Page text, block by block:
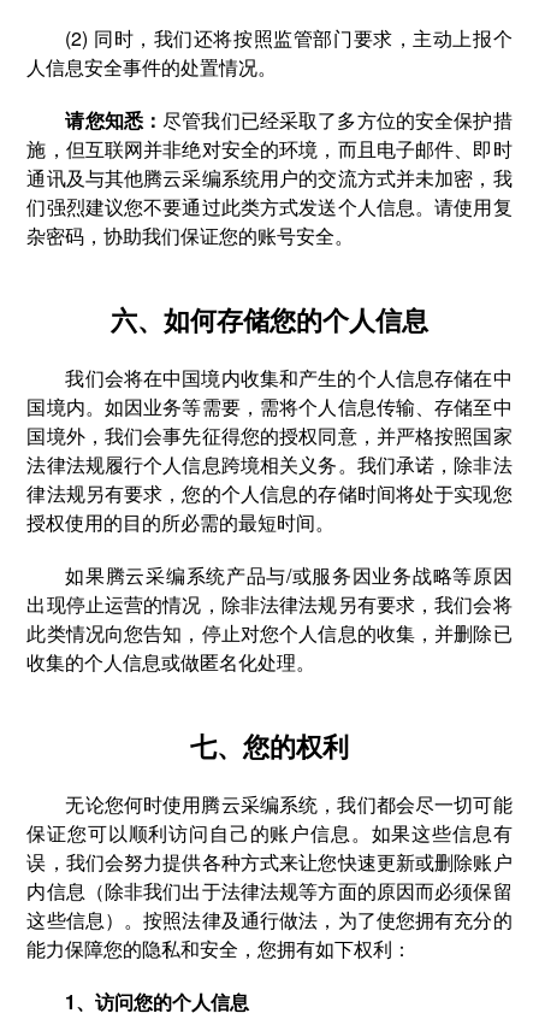
(2) 同时，我们还将按照监管部门要求，主动上报个
人信息安全事件的处置情况。
请您知悉：尽管我们已经采取了多方位的安全保护措
施，但互联网并非绝对安全的环境，而且电子邮件、即时
通讯及与其他腾云采编系统用户的交流方式并未加密，我
们强烈建议您不要通过此类方式发送个人信息。请使用复
杂密码，协助我们保证您的账号安全。
六、如何存储您的个人信息
我们会将在中国境内收集和产生的个人信息存储在中
国境内。如因业务等需要，需将个人信息传输、存储至中
国境外，我们会事先征得您的授权同意，并严格按照国家
法律法规履行个人信息跨境相关义务。我们承诺，除非法
律法规另有要求，您的个人信息的存储时间将处于实现您
授权使用的目的所必需的最短时间。
如果腾云采编系统产品与/或服务因业务战略等原因
出现停止运营的情况，除非法律法规另有要求，我们会将
此类情况向您告知，停止对您个人信息的收集，并删除已
收集的个人信息或做匿名化处理。
七、您的权利
无论您何时使用腾云采编系统，我们都会尽一切可能
保证您可以顺利访问自己的账户信息。如果这些信息有
误，我们会努力提供各种方式来让您快速更新或删除账户
内信息（除非我们出于法律法规等方面的原因而必须保留
这些信息）。按照法律及通行做法，为了使您拥有充分的
能力保障您的隐私和安全，您拥有如下权利：
1、访问您的个人信息